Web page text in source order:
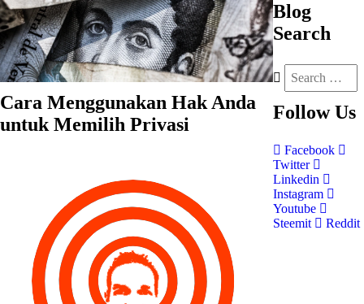
Cara Menggunakan Hak Anda
untuk Memilih Privasi
Blog
Search
Follow Us
Facebook
Twitter
Linkedin
Instagram
Youtube
Steemit
Reddit